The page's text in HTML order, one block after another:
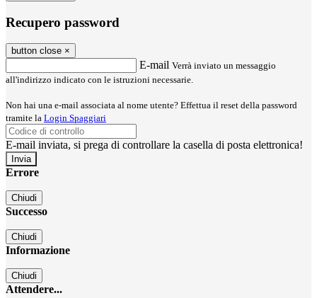
Recupero password
button close ×
E-mail Verrà inviato un messaggio
all'indirizzo indicato con le istruzioni necessarie.
Non hai una e-mail associata al nome utente? Effettua il reset della password
tramite la Login Spaggiari
E-mail inviata, si prega di controllare la casella di posta elettronica!
Errore
Chiudi
Successo
Chiudi
Informazione
Chiudi
Attendere...